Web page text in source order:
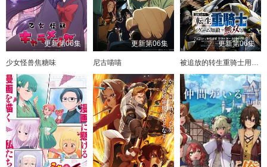
更新第06集
少女怪兽焦糖味
更新第06集
尼古喵喵
更新第06集
被追放的转生重骑士用游戏知识开无双